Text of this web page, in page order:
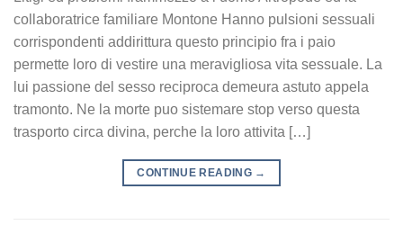
collaboratrice familiare Montone Hanno pulsioni sessuali
corrispondenti addirittura questo principio fra i paio
permette loro di vestire una meravigliosa vita sessuale. La
lui passione del sesso reciproca demeura astuto appela
tramonto. Ne la morte puo sistemare stop verso questa
trasporto circa divina, perche la loro attivita […]
CONTINUE READING →